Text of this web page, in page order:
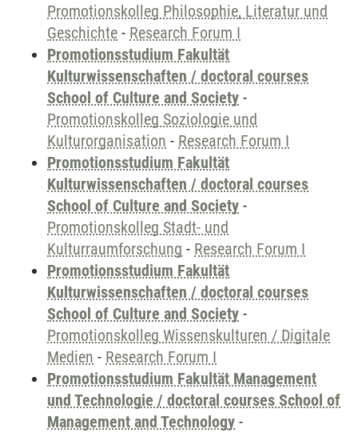
Promotionskolleg Philosophie, Literatur und
Geschichte - Research Forum I
Promotionsstudium Fakultät
Kulturwissenschaften / doctoral courses
School of Culture and Society -
Promotionskolleg Soziologie und
Kulturorganisation - Research Forum I
Promotionsstudium Fakultät
Kulturwissenschaften / doctoral courses
School of Culture and Society -
Promotionskolleg Stadt- und
Kulturraumforschung - Research Forum I
Promotionsstudium Fakultät
Kulturwissenschaften / doctoral courses
School of Culture and Society -
Promotionskolleg Wissenskulturen / Digitale
Medien - Research Forum I
Promotionsstudium Fakultät Management
und Technologie / doctoral courses School of
Management and Technology -